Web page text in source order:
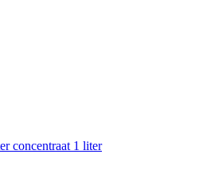
concentraat 1 liter